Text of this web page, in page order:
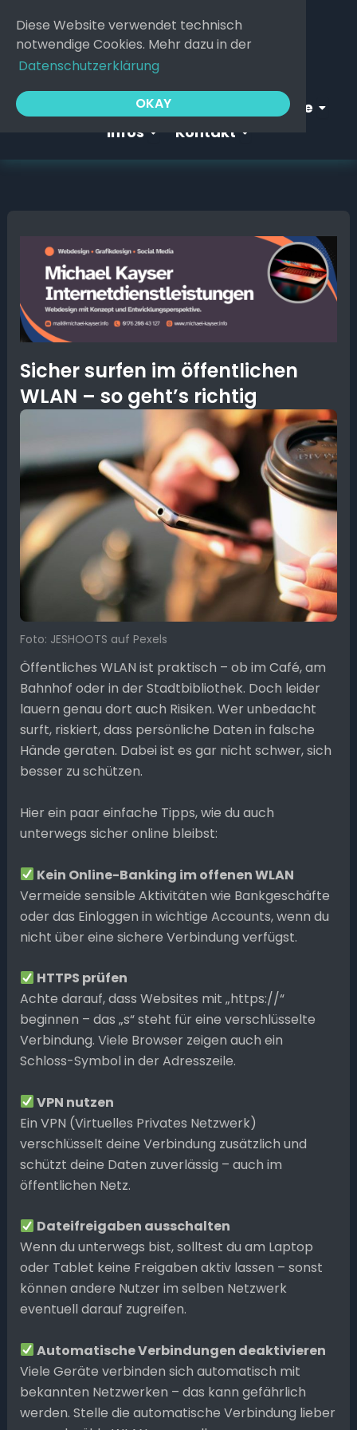
Diese Website verwendet technisch
notwendige Cookies. Mehr dazu in der
Datenschutzerklärung
OKAY
Inhalt
springen
Webgeflüster Open Webgeflüster
Service
Infos Kontakt
Sicher surfen im öffentlichen
WLAN – so geht’s richtig
Foto: JESHOOTS auf Pexels
Öffentliches WLAN ist praktisch – ob im Café, am
Bahnhof oder in der Stadtbibliothek. Doch leider
lauern genau dort auch Risiken. Wer unbedacht
surft, riskiert, dass persönliche Daten in falsche
Hände geraten. Dabei ist es gar nicht schwer, sich
besser zu schützen.
Hier ein paar einfache Tipps, wie du auch
unterwegs sicher online bleibst:
Kein Online-Banking im offenen WLAN
Vermeide sensible Aktivitäten wie Bankgeschäfte
oder das Einloggen in wichtige Accounts, wenn du
nicht über eine sichere Verbindung verfügst.
HTTPS prüfen
Achte darauf, dass Websites mit „https://“
beginnen – das „s“ steht für eine verschlüsselte
Verbindung. Viele Browser zeigen auch ein
Schloss-Symbol in der Adresszeile.
VPN nutzen
Ein VPN (Virtuelles Privates Netzwerk)
verschlüsselt deine Verbindung zusätzlich und
schützt deine Daten zuverlässig – auch im
öffentlichen Netz.
Dateifreigaben ausschalten
Wenn du unterwegs bist, solltest du am Laptop
oder Tablet keine Freigaben aktiv lassen – sonst
können andere Nutzer im selben Netzwerk
eventuell darauf zugreifen.
Automatische Verbindungen deaktivieren
Viele Geräte verbinden sich automatisch mit
bekannten Netzwerken – das kann gefährlich
werden. Stelle die automatische Verbindung lieber